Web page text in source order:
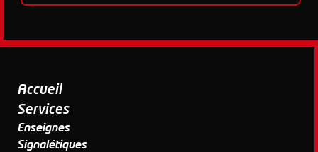
Accueil
Services
Enseignes
Signalétiques